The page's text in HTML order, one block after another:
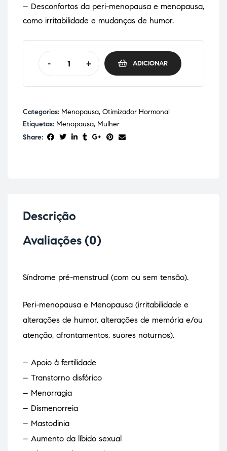
– Desconfortos da peri-menopausa e menopausa,
como irritabilidade e mudanças de humor.
- + ADICIONAR
Categorias: Menopausa, Otimizador Hormonal
Etiquetas: Menopausa, Mulher
Share:
Descrição
Avaliações (0)
Síndrome pré-menstrual (com ou sem tensão).
Peri-menopausa e Menopausa (irritabilidade e
alterações de humor, alterações de memória e/ou
atenção, afrontamentos, suores noturnos).
– Apoio à fertilidade
– Transtorno disfórico
– Menorragia
– Dismenorreia
– Mastodinia
– Aumento da líbido sexual